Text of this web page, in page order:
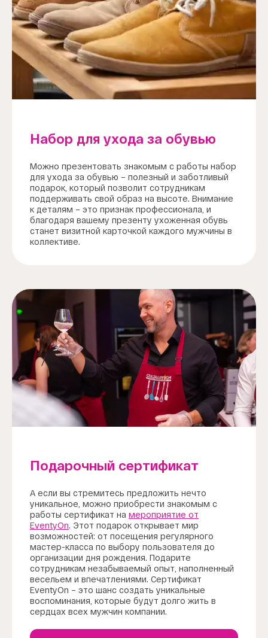
Набор для ухода за обувью
Можно презентовать знакомым с работы набор
для ухода за обувью – полезный и заботливый
подарок, который позволит сотрудникам
поддерживать свой образ на высоте. Внимание
к деталям – это признак профессионала, и
благодаря вашему презенту ухоженная обувь
станет визитной карточкой каждого мужчины в
коллективе.
Подарочный сертификат
А если вы стремитесь предложить нечто
уникальное, можно приобрести знакомым с
работы сертификат на мероприятие от
EventyOn. Этот подарок открывает мир
возможностей: от посещения регулярного
мастер-класса по выбору пользователя до
организации дня рождения. Подарите
сотрудникам незабываемый опыт, наполненный
весельем и впечатлениями. Сертификат
EventyOn – это шанс создать уникальные
воспоминания, которые будут долго жить в
сердцах всех мужчин компании.